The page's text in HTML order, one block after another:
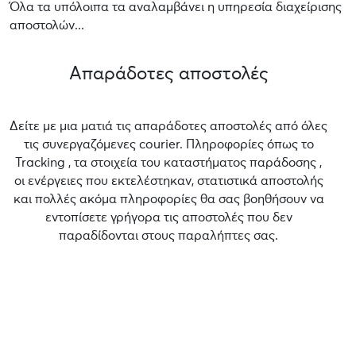
Όλα τα υπόλοιπα τα αναλαμβάνει η υπηρεσία διαχείρισης
αποστολών...
Απαράδοτες αποστολές
Δείτε με μια ματιά τις απαράδοτες αποστολές από όλες
τις συνεργαζόμενες courier. Πληροφορίες όπως το
Tracking , τα στοιχεία του καταστήματος παράδοσης ,
οι ενέργειες που εκτελέστηκαν, στατιστικά αποστολής
και πολλές ακόμα πληροφορίες θα σας βοηθήσουν να
εντοπίσετε γρήγορα τις αποστολές που δεν
παραδίδονται στους παραλήπτες σας.